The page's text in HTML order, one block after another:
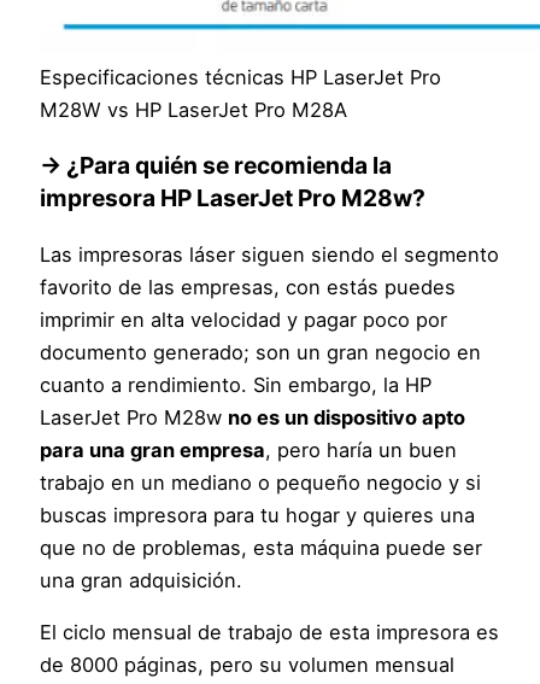
Especificaciones técnicas HP LaserJet Pro
M28W vs HP LaserJet Pro M28A
→ ¿Para quién se recomienda la
impresora HP LaserJet Pro M28w?
Las impresoras láser siguen siendo el segmento
favorito de las empresas, con estás puedes
imprimir en alta velocidad y pagar poco por
documento generado; son un gran negocio en
cuanto a rendimiento. Sin embargo, la HP
LaserJet Pro M28w no es un dispositivo apto
para una gran empresa, pero haría un buen
trabajo en un mediano o pequeño negocio y si
buscas impresora para tu hogar y quieres una
que no de problemas, esta máquina puede ser
una gran adquisición.
El ciclo mensual de trabajo de esta impresora es
de 8000 páginas, pero su volumen mensual